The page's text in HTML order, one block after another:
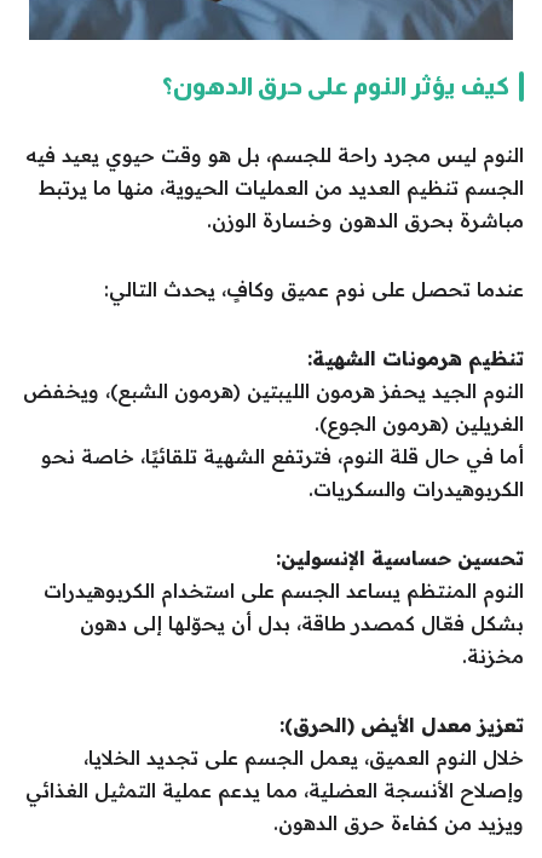
كيف يؤثر النوم على حرق الدهون؟
النوم ليس مجرد راحة للجسم، بل هو وقت حيوي يعيد فيه
الجسم تنظيم العديد من العمليات الحيوية، منها ما يرتبط
مباشرة بحرق الدهون وخسارة الوزن.
عندما تحصل على نوم عميق وكافٍ، يحدث التالي:
تنظيم هرمونات الشهية:
النوم الجيد يحفز هرمون الليبتين (هرمون الشبع)، ويخفض
الغريلين (هرمون الجوع).
أما في حال قلة النوم، فترتفع الشهية تلقائيًا، خاصة نحو
الكربوهيدرات والسكريات.
تحسين حساسية الإنسولين:
النوم المنتظم يساعد الجسم على استخدام الكربوهيدرات
بشكل فعّال كمصدر طاقة، بدل أن يحوّلها إلى دهون
مخزنة.
تعزيز معدل الأيض (الحرق):
خلال النوم العميق، يعمل الجسم على تجديد الخلايا،
وإصلاح الأنسجة العضلية، مما يدعم عملية التمثيل الغذائي
ويزيد من كفاءة حرق الدهون.